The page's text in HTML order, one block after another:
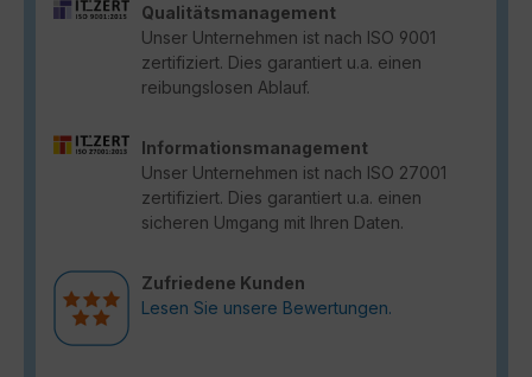
Qualitätsmanagement
Unser Unternehmen ist nach ISO 9001
zertifiziert. Dies garantiert u.a. einen
reibungslosen Ablauf.
Informationsmanagement
Unser Unternehmen ist nach ISO 27001
zertifiziert. Dies garantiert u.a. einen
sicheren Umgang mit Ihren Daten.
Zufriedene Kunden
Lesen Sie unsere Bewertungen.